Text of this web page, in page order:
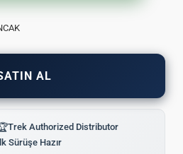
AL
Trek Authorized Distributor
Sürüşe Hazır